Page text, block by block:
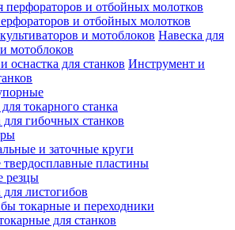
и отбойных молотков
Навеска для
мотоблоков
Инструмент и
токарного станка
для гибочных станков
и заточные круги
пластины
резцы
листогибов
токарные и переходники
для станков